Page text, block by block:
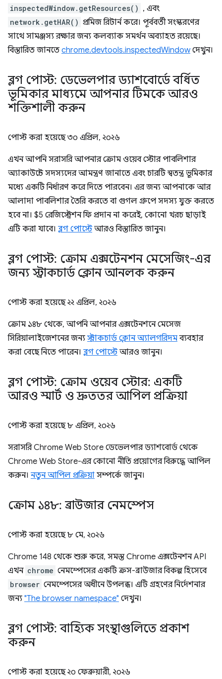
inspectedWindow.getResources() , এবং
network.getHAR() প্রমিজ রিটার্ন করে। পূর্ববর্তী সংস্করণের
সাথে সামঞ্জস্য রক্ষার জন্য কলব্যাক সমর্থন অব্যাহত রয়েছে।
বিস্তারিত জানতে chrome.devtools.inspectedWindowদেখুন।
ব্লগ পোস্ট: ডেভেলপার ড্যাশবোর্ডে বর্ধিত
ভূমিকার মাধ্যমে আপনার টিমকে আরও
শক্তিশালী করুন
পোস্ট করা হয়েছে৩০ এপ্রিল, ২০২৬
এখন আপনি সরাসরি আপনার ক্রোম ওয়েব স্টোর পাবলিশার
অ্যাকাউন্টে সদস্যদের আমন্ত্রণ জানাতে এবং চারটি স্বতন্ত্র ভূমিকার
মধ্যে একটি নির্ধারণ করে দিতে পারবেন। এর জন্য আপনাকে আর
আলাদা পাবলিশার তৈরি করতে বা গুগল গ্রুপে সদস্য যুক্ত করতে
হবে না। $5 রেজিস্ট্রেশন ফি প্রদান না করেই, কোনো খরচ ছাড়াই
এটি করা যাবে। ব্লগ পোস্টেআরও বিস্তারিত জানুন।
ব্লগ পোস্ট: ক্রোম এক্সটেনশন মেসেজিং-এর
জন্য স্ট্রাকচার্ড ক্লোন আনলক করুন
পোস্ট করা হয়েছে২২ এপ্রিল, ২০২৬
ক্রোম ১৪৮ থেকে, আপনি আপনার এক্সটেনশনে মেসেজ
সিরিয়ালাইজেশনের জন্যস্ট্রাকচার্ড ক্লোন অ্যালগরিদমব্যবহার
করা বেছে নিতে পারেন। ব্লগ পোস্টেআরও জানুন।
ব্লগ পোস্ট: ক্রোম ওয়েব স্টোর: একটি
আরও স্মার্ট ও দ্রুততর আপিল প্রক্রিয়া
পোস্ট করা হয়েছে৮ এপ্রিল, ২০২৬
সরাসরি Chrome Web Store ডেভেলপার ড্যাশবোর্ড থেকে
Chrome Web Store-এর কোনো নীতি প্রয়োগের বিরুদ্ধে আপিল
করুন। নতুন আপিল প্রক্রিয়া সম্পর্কে জানুন।
ক্রোম ১৪৮: ব্রাউজার নেমস্পেস
পোস্ট করা হয়েছে৮ মে, ২০২৬
Chrome 148 থেকে শুরু করে, সমস্ত Chrome এক্সটেনশন API
এখন chrome নেমস্পেসের একটি ক্রস-ব্রাউজার বিকল্প হিসেবে
browser নেমস্পেসের অধীনে উপলব্ধ। এটি গ্রহণের নির্দেশনার
জন্য "The browser namespace" দেখুন।
ব্লগ পোস্ট: বাহ্যিক সংস্থাগুলিতে প্রকাশ
করুন
পোস্ট করা হয়েছে২০ ফেব্রুয়ারী, ২০২৬